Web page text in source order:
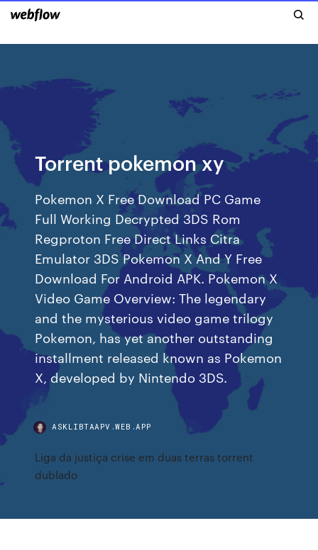
Torrent pokemon xy
Pokemon X Free Download PC Game
Full Working Decrypted 3DS Rom
Regproton Free Direct Links Citra
Emulator 3DS Pokemon X And Y Free
Download For Android APK. Pokemon X
Video Game Overview: The legendary
and the mysterious video game trilogy
Pokemon, has yet another outstanding
installment released known as Pokemon
X, developed by Nintendo 3DS.
ASKLIBTAAPV.WEB.APP
Liga da justiça crise em duas terras torrent
dublado